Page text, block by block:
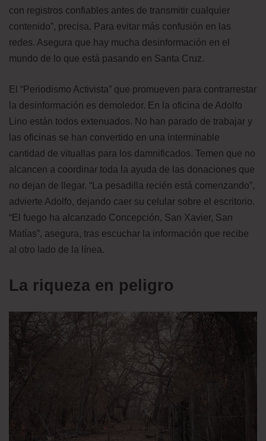
con registros confiables antes de transmitir cualquier
contenido”, precisa. Para evitar más confusión en las
redes. Asegura que hay mucha desinformación en el
mundo de lo que está pasando en Santa Cruz.
El “Periodismo Activista” que promueven para contrarrestar
la desinformación es demoledor. En la oficina de Adolfo
Lino están todos extenuados. No han parado de trabajar y
las oficinas se han convertido en una interminable
cantidad de vituallas para los damnificados. Temen que no
alcancen a coordinar toda la ayuda de las donaciones que
no dejan de llegar. “La pesadilla recién está comenzando”,
advierte Adolfo, dejando caer su celular sobre el escritorio.
“El fuego ha alcanzado Concepción, San Xavier, San
Matías”, asegura, tras escuchar la información que recibe
al otro lado de la línea.
La riqueza en peligro